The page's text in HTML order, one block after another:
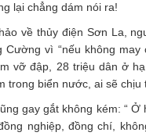
lại chẳng dám nói ra!
về thủy điện Sơn La,
Cường vì “nếu không may
vỡ đập, 28 triệu dân ở
trong biển nước, ai sẽ chịu
gay gắt không kém: “ Ở
nghiệp, đồng chí,